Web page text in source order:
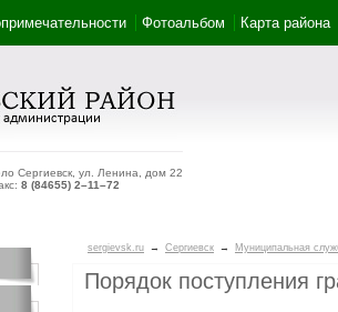
Сергиевск, ул. Ленина, дом 22
8 (84655) 2–11–72
Фотоальбом Карта района
sergievsk.ru → Сергиевск → Муниципальная
Порядок поступления